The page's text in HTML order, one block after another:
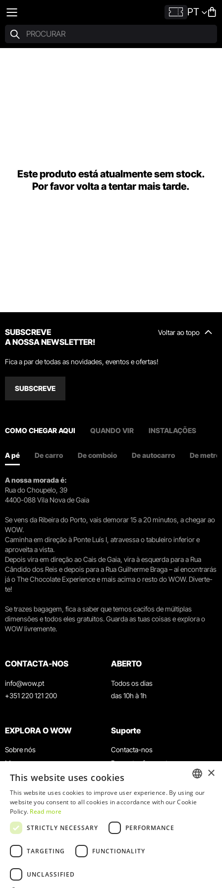
PT
Este produto está atualmente sem stock.
Por favor volta a tentar mais tarde.
Voltar ao topo
SUBSCREVE
A NOSSA NEWSLETTER!
Fica a par de todas as novidades, eventos e ofertas!
SUBSCREVE
COMO CHEGAR AQUI QUANDO VIR INSTALAÇÕES
A pé De carro De comboio De autocarro De metro
A nossa morada é:
Rua do Choupelo, 39
4400-088 Vila Nova de Gaia
Se vens da Ribeira do Porto, vais demorar 15 a 20 minutos, a chegar ao
WOW.
Caminha em direção à Ponte Luís I, atravessa o tabuleiro inferior e
aproveita a vista.
Depois vira em direção ao Cais de Gaia, vira à esquerda para a Rua
Cândido dos Reis e depois para a Rua Guilherme Braga – aí encontrarás
já o The Chocolate Experience e mais acima o resto do WOW. Diverte-
te!
Se trazes bagagem, fica a saber que temos cacifos de múltiplas
dimensões e todos eles gratuitos. Guarda as tuas coisas e explora o
WOW livremente.
CONTACTA-NOS
info@wow.pt
+351 220 121 200
ABERTO
Todos os dias
das 10h à 1h
EXPLORA O WOW
Sobre nós
Museus
Agenda
Notícias
Restaurantes
Cartão WOW
Grupos e Eventos
Serviço Educativo
Suporte
Contacta-nos
Perguntas frequentes
Termos e Condições
Política de privacidade e cookies
Trabalha connosco
Livro de reclamações
ENGLISH
×
This website uses cookies
This website uses cookies to improve user experience. By using our
website you consent to all cookies in accordance with our Cookie
Policy. Read more
STRICTLY NECESSARY
PERFORMANCE
TARGETING FUNCTIONALITY
UNCLASSIFIED